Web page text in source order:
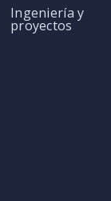
Ingeniería y
proyectos